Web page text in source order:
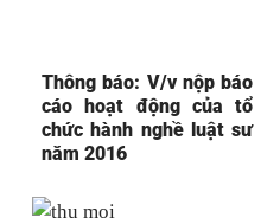
Thông báo: V/v nộp báo
cáo hoạt động của tổ
chức hành nghề luật sư
năm 2016